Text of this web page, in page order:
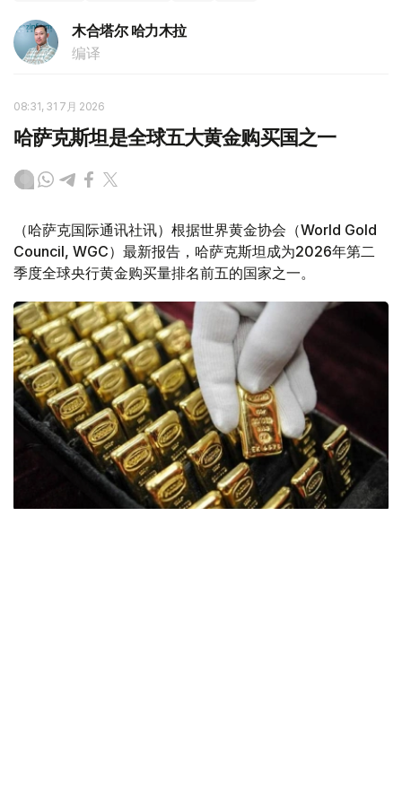
木合塔尔 哈力木拉
编译
08:31, 31 7月 2026
哈萨克斯坦是全球五大黄金购买国之一
（哈萨克国际通讯社讯）根据世界黄金协会（World Gold
Council, WGC）最新报告，哈萨克斯坦成为2026年第二
季度全球央行黄金购买量排名前五的国家之一。